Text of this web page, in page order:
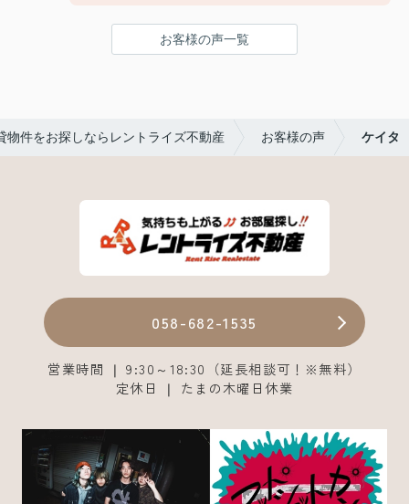
赤塚さん、レントライズの皆さん
お客様の声一覧
物件をお探しならレントライズ不動産 お客様の声 ケイタ
058-682-1535
営業時間 ❘ 9:30～18:30（延長相談可！※無料）
定休日 ❘ たまの木曜日休業